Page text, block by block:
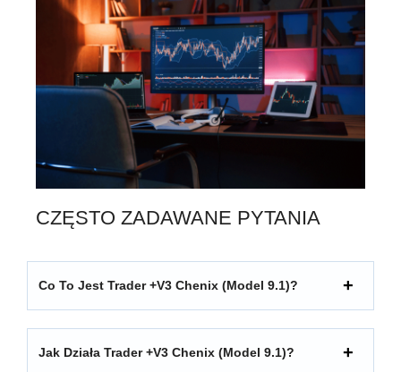
CZĘSTO ZADAWANE PYTANIA
Co To Jest Trader +V3 Chenix (model 9.1)?
Jak Działa Trader +V3 Chenix (model 9.1)?